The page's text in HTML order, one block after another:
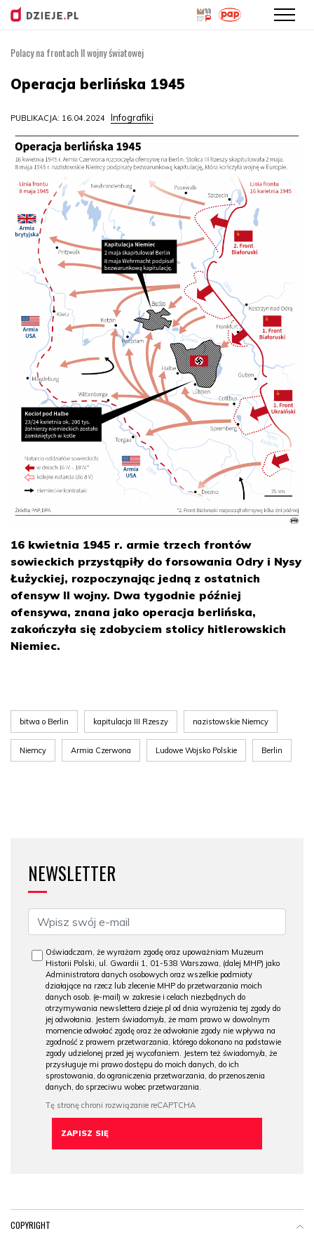
treści
Polacy na frontach II wojny światowej
Operacja berlińska 1945
PUBLIKACJA: 16.04.2024 Infografiki
16 kwietnia 1945 r. armie trzech frontów
sowieckich przystąpiły do forsowania Odry i Nysy
Łużyckiej, rozpoczynając jedną z ostatnich
ofensyw II wojny. Dwa tygodnie później
ofensywa, znana jako operacja berlińska,
zakończyła się zdobyciem stolicy hitlerowskich
Niemiec.
bitwa o Berlin kapitulacja III Rzeszy nazistowskie Niemcy
Niemcy Armia Czerwona Ludowe Wojsko Polskie Berlin
NEWSLETTER
Oświadczam, że wyrażam zgodę oraz upoważniam Muzeum
Historii Polski, ul. Gwardii 1, 01-538 Warszawa, (dalej MHP) jako
Administratora danych osobowych oraz wszelkie podmioty
działające na rzecz lub zlecenie MHP do przetwarzania moich
danych osob. (e-mail) w zakresie i celach niezbędnych do
otrzymywania newslettera dzieje.pl od dnia wyrażenia tej zgody do
jej odwołania. Jestem świadomy/a, że mam prawo w dowolnym
momencie odwołać zgodę oraz że odwołanie zgody nie wpływa na
zgodność z prawem przetwarzania, którego dokonano na podstawie
zgody udzielonej przed jej wycofaniem. Jestem też świadomy/a, że
przysługuje mi prawo dostępu do moich danych, do ich
sprostowania, do ograniczenia przetwarzania, do przenoszenia
danych, do sprzeciwu wobec przetwarzania.
COPYRIGHT